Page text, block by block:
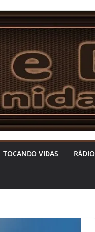
TOCANDO VIDAS RÁDIO